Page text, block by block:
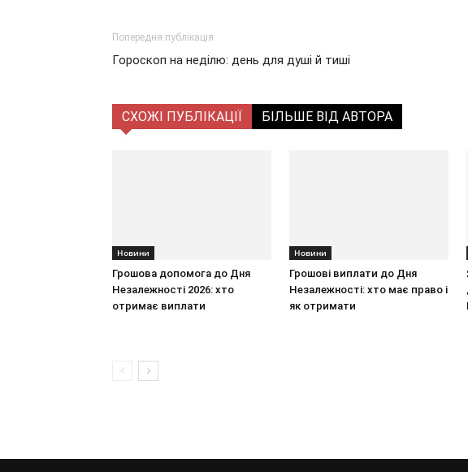
Попередня публікація
Гороскоп на неділю: день для душі й тиші
СХОЖІ ПУБЛІКАЦІЇ БІЛЬШЕ ВІД АВТОРА
Новини
Грошова допомога до Дня
Незалежності 2026: хто
отримає виплати
Новини
Грошові виплати до Дня
Незалежності: хто має право і
як отримати